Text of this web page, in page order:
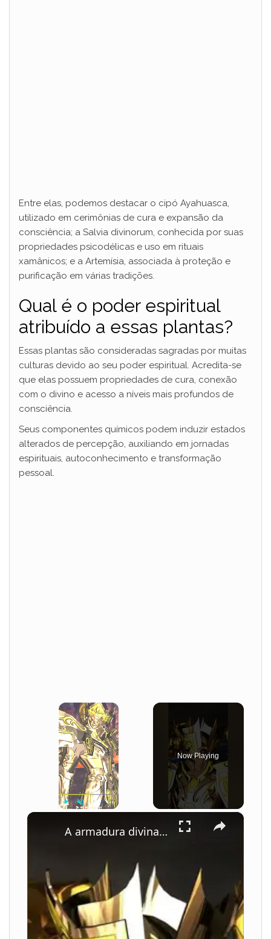
Entre elas, podemos destacar o cipó Ayahuasca,
utilizado em cerimônias de cura e expansão da
consciência; a Salvia divinorum, conhecida por suas
propriedades psicodélicas e uso em rituais
xamânicos; e a Artemísia, associada à proteção e
purificação em várias tradições.
Qual é o poder espiritual
atribuído a essas plantas?
Essas plantas são consideradas sagradas por muitas
culturas devido ao seu poder espiritual. Acredita-se
que elas possuem propriedades de cura, conexão
com o divino e acesso a níveis mais profundos de
consciência.
Seus componentes químicos podem induzir estados
alterados de percepção, auxiliando em jornadas
espirituais, autoconhecimento e transformação
pessoal.
×
Now Playing
×
A armadura divina de Gêmeos - Saint Seiya Soldiers' Soul - #saintseiya #gaming #games #cdz #anime